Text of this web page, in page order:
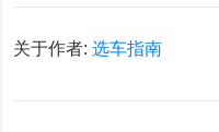
关于作者:选车指南